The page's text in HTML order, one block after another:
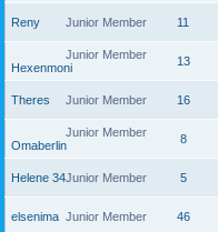
Junior Member
Reny 11
Junior Member
Hexenmoni
13
Junior Member
Theres 16
Junior Member
Omaberlin
8
Junior Member
Helene 34 5
Junior Member
elsenima 46